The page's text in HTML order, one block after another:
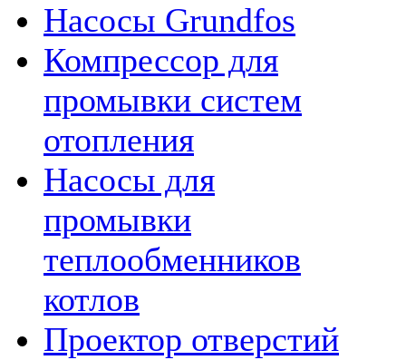
Насосы Grundfos
Компрессор для
промывки систем
отопления
Насосы для
промывки
теплообменников
котлов
Проектор отверстий